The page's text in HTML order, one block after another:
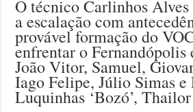
O técnico Carlinhos
a escalação com
provável formação do
enfrentar o Fernandópolis
João Vitor, Samuel,
Iago Felipe, Júlio Simas e
Luquinhas ‘Bozó’,